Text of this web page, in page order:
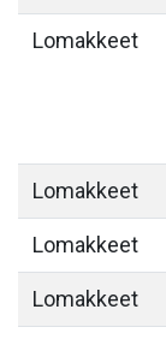
Lomakkeet
Lomakkeet
Lomakkeet
Lomakkeet